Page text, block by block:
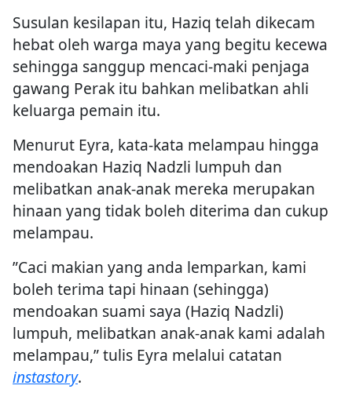
Susulan kesilapan itu, Haziq telah dikecam
hebat oleh warga maya yang begitu kecewa
sehingga sanggup mencaci-maki penjaga
gawang Perak itu bahkan melibatkan ahli
keluarga pemain itu.
Menurut Eyra, kata-kata melampau hingga
mendoakan Haziq Nadzli lumpuh dan
melibatkan anak-anak mereka merupakan
hinaan yang tidak boleh diterima dan cukup
melampau.
”Caci makian yang anda lemparkan, kami
boleh terima tapi hinaan (sehingga)
mendoakan suami saya (Haziq Nadzli)
lumpuh, melibatkan anak-anak kami adalah
melampau,” tulis Eyra melalui catatan
instastory.